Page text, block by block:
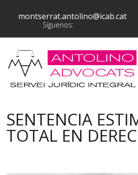
montserrat.antolino@icab.cat
Síguenos:
SENTENCIA
TOTAL EN